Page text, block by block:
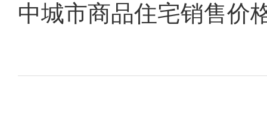
中城市商品住宅销售价